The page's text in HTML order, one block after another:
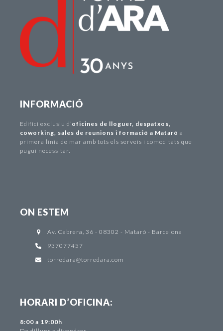
INFORMACIÓ
Edifici exclusiu d ’oficines de lloguer, despatxos,
coworking, sales de reunions i formació a Mataró a
primera línia de mar amb tots els serveis i comoditats que
pugui necessitar.
ON ESTEM
Av. Cabrera, 36 - 08302 - Mataró - Barcelona
937077457
torredara@torredara.com
HORARI D’OFICINA:
8:00 a 19:00h